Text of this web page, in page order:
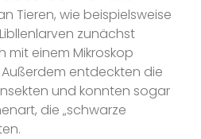
Tieren, wie beispielsweise
zunächst
einem Mikroskop
entdeckten die
und konnten sogar
die „schwarze